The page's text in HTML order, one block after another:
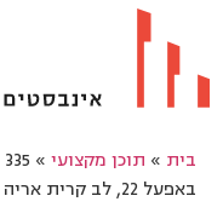
בית » תוכן מקצועי »
באפעל 22, לב קרית אריה